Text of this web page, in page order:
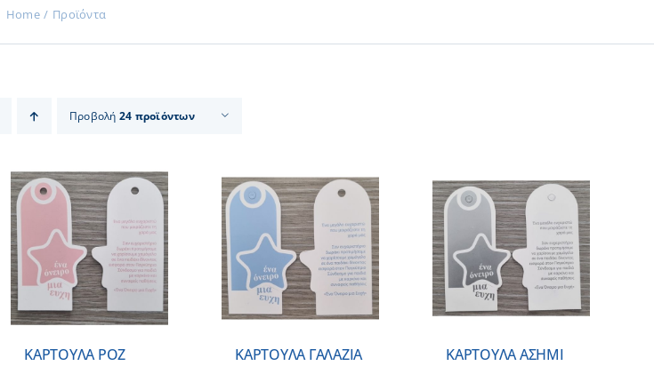
Home Προϊόντα
Προβολή 24 προϊόντων
ΚΑΡΤΟΥΛΑ ΡΟΖ
ΠΡΟΣΘΗΚΗ ΣΤΟ
ΚΑΛΑΘΙ
/
ΛΕΠΤΟΜΕΡΕΙΕΣ
ΚΑΡΤΟΥΛΑ ΓΑΛΑΖΙΑ
ΠΡΟΣΘΗΚΗ ΣΤΟ
ΚΑΛΑΘΙ
/
ΛΕΠΤΟΜΕΡΕΙΕΣ
ΚΑΡΤΟΥΛΑ ΑΣΗΜΙ